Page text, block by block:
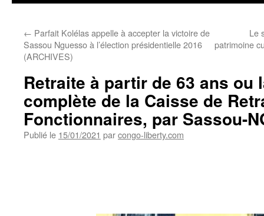
← Parfait Kolélas appelle à accepter la victoire de
Sassou Nguesso à l’élection présidentielle 2016
(ARCHIVES)
Le
patrimoine
Retraite à partir de 63 ans ou
complète de la Caisse de
Fonctionnaires, par Sassou-
Publié le 15/01/2021 parcongo-liberty.com